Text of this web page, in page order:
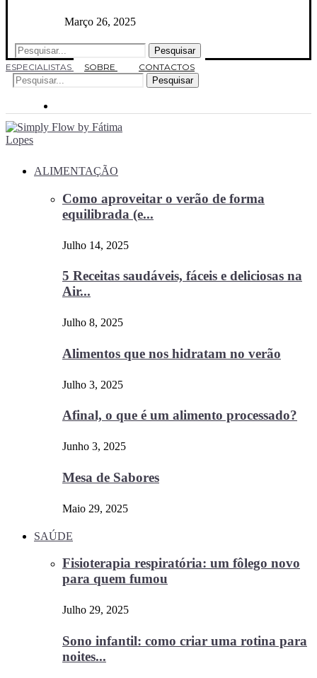
Março 26, 2025
Pesquisar
ESPECIALISTAS
SOBRE
CONTACTOS
Pesquisar
ALIMENTAÇÃO
Como aproveitar o verão de forma
equilibrada (e...
Julho 14, 2025
5 Receitas saudáveis, fáceis e deliciosas na
Air...
Julho 8, 2025
Alimentos que nos hidratam no verão
Julho 3, 2025
Afinal, o que é um alimento processado?
Junho 3, 2025
Mesa de Sabores
Maio 29, 2025
SAÚDE
Fisioterapia respiratória: um fôlego novo
para quem fumou
Julho 29, 2025
Sono infantil: como criar uma rotina para
noites...